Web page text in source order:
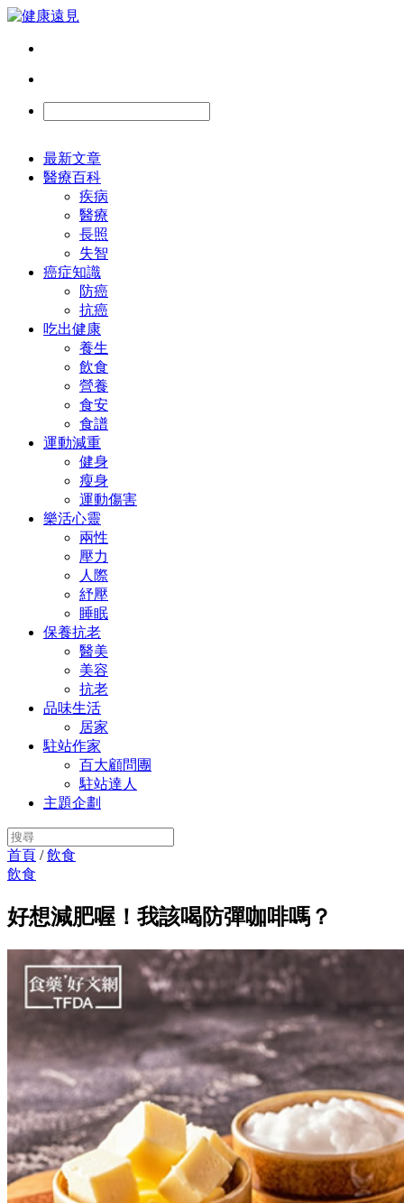
最新文章
醫療百科
疾病
醫療
長照
失智
癌症知識
防癌
抗癌
吃出健康
養生
飲食
營養
食安
食譜
運動減重
健身
瘦身
運動傷害
樂活心靈
兩性
壓力
人際
紓壓
睡眠
保養抗老
醫美
美容
抗老
品味生活
居家
駐站作家
百大顧問團
駐站達人
主題企劃
首頁 /飲食
飲食
好想減肥喔！我該喝防彈咖啡嗎？